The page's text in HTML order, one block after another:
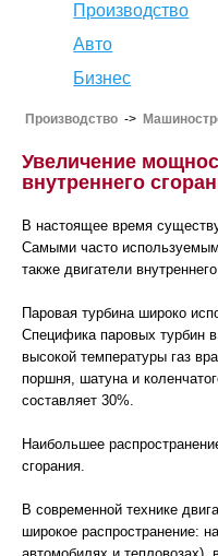
Производство
Авто
Бизнес
Производство ->
Увеличение
внутреннего
В настоящее время
Самыми часто
также двигатели
Паровая турбина широко
Специфика паровых турбин
высокой температуры газ
поршня, шатуна и
составляет 30%.
Наибольшее
сгорания.
В современной технике
широкое распространение: